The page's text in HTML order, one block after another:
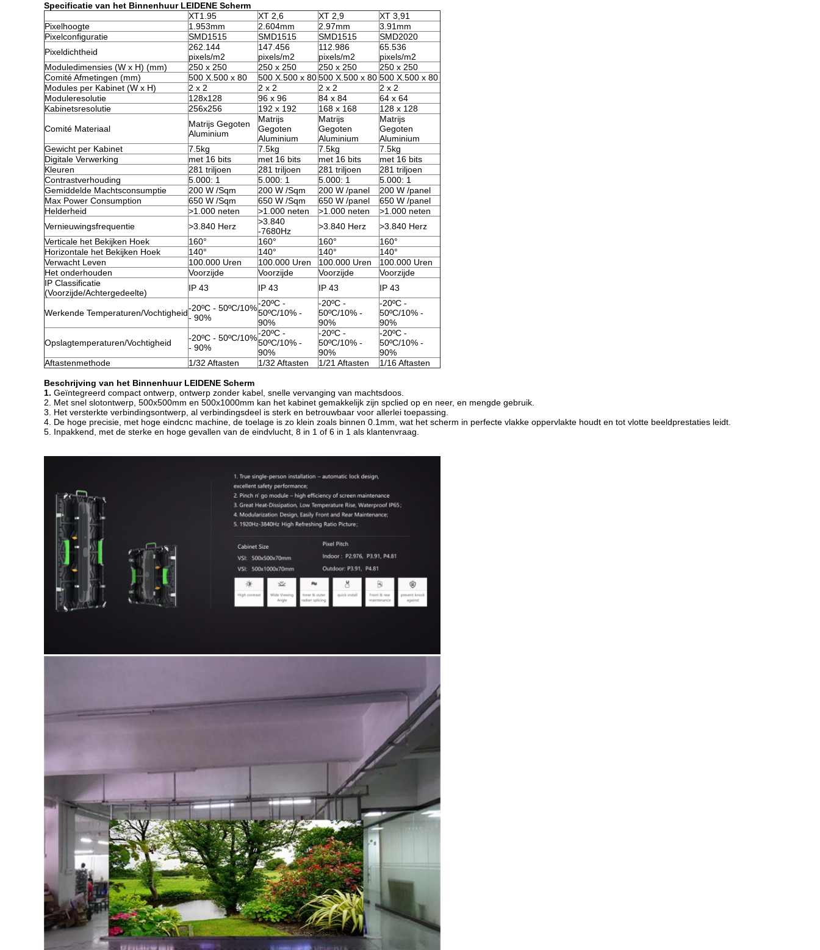
Specificatie van het Binnenhuur LEIDENE Scherm
XT1.95
XT 2,6 XT 2,9
XT 3,91
Pixelhoogte
1.953mm 2.604mm 2.97mm
3.91mm
Pixelconfiguratie
SMD1515 SMD1515 SMD1515
SMD2020
Pixeldichtheid
262.144
pixels/m2
147.456
pixels/m2
112.986
pixels/m2
65.536
pixels/m2
Moduledimensies (W x H) (mm)
250 x 250 250 x 250 250 x 250
250 x 250
Comité Afmetingen (mm)
500 X.500 x 80 500 X.500 x 80500 X.500 x 80 500 X.500 x 80
Modules per Kabinet (W x H)
2 x 2 2 x 2 2 x 2
2 x 2
Moduleresolutie
128x128 96 x 96 84 x 84
64 x 64
Kabinetsresolutie
256x256 192 x 192 168 x 168 128 x 128
Comité Materiaal
Matrijs Gegoten
Aluminium
Matrijs
Gegoten
Aluminium
Matrijs
Gegoten
Aluminium
Matrijs
Gegoten
Aluminium
Gewicht per Kabinet
7.5kg 7.5kg 7.5kg
7.5kg
Digitale Verwerking
met 16 bits met 16 bits met 16 bits
met 16 bits
Kleuren
281 triljoen 281 triljoen 281 triljoen
281 triljoen
Contrastverhouding
5.000: 1 5.000: 1 5.000: 1
5.000: 1
Gemiddelde Machtsconsumptie
200 W /Sqm 200 W /Sqm 200 W /panel
200 W /panel
Max Power Consumption
650 W /Sqm 650 W /Sqm 650 W /panel
650 W /panel
Helderheid
>1.000 neten >1.000 neten >1.000 neten
>1.000 neten
Vernieuwingsfrequentie
>3.840 Herz
>3.840
-7680Hz
>3.840 Herz
>3.840 Herz
Verticale het Bekijken Hoek
160° 160° 160°
160°
Horizontale het Bekijken Hoek
140° 140° 140°
140°
Verwacht Leven
100.000 Uren 100.000 Uren 100.000 Uren
100.000 Uren
Het onderhouden
Voorzijde Voorzijde Voorzijde
Voorzijde
IP Classificatie
(Voorzijde/Achtergedeelte)
IP 43 IP 43 IP 43 IP 43
Werkende Temperaturen/Vochtigheid-20ºC - 50ºC/10%
- 90%
-20ºC -
50ºC/10% -
90%
-20ºC -
50ºC/10% -
90%
-20ºC -
50ºC/10% -
90%
Opslagtemperaturen/Vochtigheid
-20ºC - 50ºC/10%
- 90%
-20ºC -
50ºC/10% -
90%
-20ºC -
50ºC/10% -
90%
-20ºC -
50ºC/10% -
90%
Aftastenmethode
1/32 Aftasten 1/32 Aftasten 1/21 Aftasten 1/16 Aftasten
Beschrijving van het Binnenhuur LEIDENE Scherm
1. Geïntegreerd compact ontwerp, ontwerp zonder kabel, snelle vervanging van machtsdoos.
2. Met snel slotontwerp, 500x500mm en 500x1000mm kan het kabinet gemakkelijk zijn spclied op en neer, en mengde gebruik.
3. Het versterkte verbindingsontwerp, al verbindingsdeel is sterk en betrouwbaar voor allerlei toepassing.
4. De hoge precisie, met hoge eindcnc machine, de toelage is zo klein zoals binnen 0.1mm, wat het scherm in perfecte vlakke oppervlakte houdt en tot vlotte beeldprestaties leidt.
5. Inpakkend, met de sterke en hoge gevallen van de eindvlucht, 8 in 1 of 6 in 1 als klantenvraag.